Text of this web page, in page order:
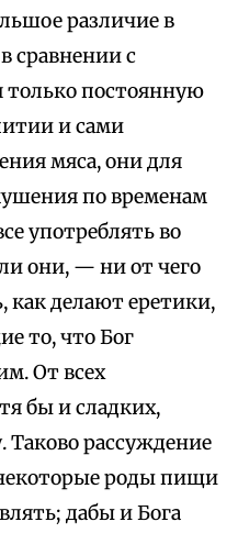
различие в
сравнении с
только постоянную
и сами
мяса, они для
по временам
употреблять во
они, — ни от чего
как делают еретики,
то, что Бог
От всех
бы и сладких,
рассуждение
роды пищи
дабы и Бога